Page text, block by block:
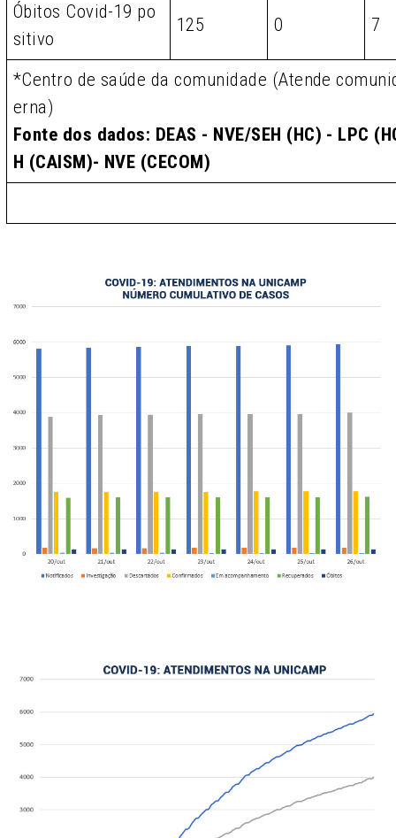
Óbitos Covid-19 po
sitivo
125 0 7
*Centro de saúde da comunidade (Atende
erna)
Fonte dos dados: DEAS - NVE/SEH (HC) - LPC
H (CAISM)- NVE (CECOM)